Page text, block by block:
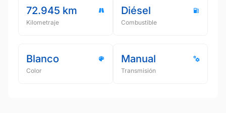
72.945 km
Kilometraje
Diésel
Combustible
Blanco
Color
Manual
Transmisión